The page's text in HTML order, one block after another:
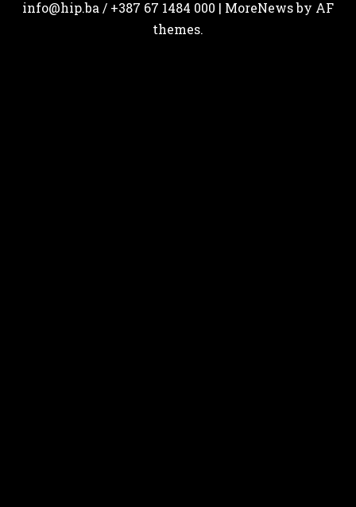
info@hip.ba / +387 67 1484 000 | MoreNewsby AF
themes.